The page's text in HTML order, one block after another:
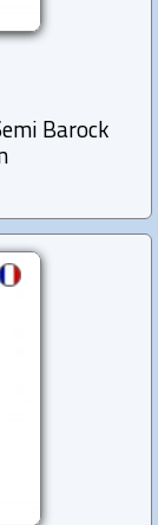
Barock